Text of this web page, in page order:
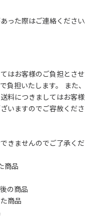
った際はご連絡ください
はお客様のご負担とさ
負担いたします。 また
料につきましてはお客
いますのでご容赦くださ
きませんのでご了承くだ
商品
の商品
商品